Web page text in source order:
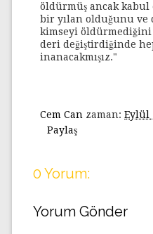
öldürmüş ancak
bir yılan olduğunu ve
kimseyi
deri değiştirdiğinde
inanacakmışız."
Cem Can zaman: Eylül
Paylaş
0 Yorum:
Yorum Gönder